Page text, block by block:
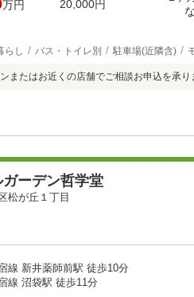
万円 20,000円
らし バス・トイレ別 駐車場(近隣含)
またはお近くの店舗でご相談お申込を承り
ーデン哲学堂
松が丘１丁目
線 新井薬師前駅 徒歩10分
線 沼袋駅 徒歩11分